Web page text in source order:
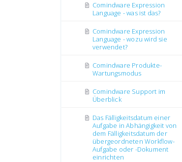
Comindware Expression
Language - was ist das?
Comindware Expression
Language - wozu wird sie
verwendet?
Comindware Produkte-
Wartungsmodus
Comindware Support im
Überblick
Das Fälligkeitsdatum einer
Aufgabe in Abhängigkeit von
dem Fälligkeitsdatum der
übergeordneten Workflow-
Aufgabe oder -Dokument
einrichten